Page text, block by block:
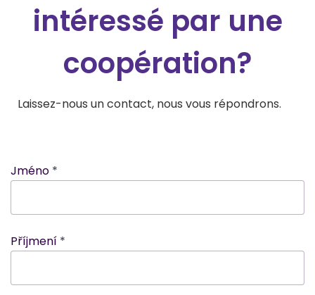
Jméno
Příjmení
intéressé par une
coopération?
Laissez-nous un contact, nous vous répondrons.